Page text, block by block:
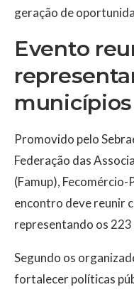
geração de
Evento
Promovido pelo
Federação das
(Famup),
encontro deve reunir
representando os
Segundo os
fortalecer políticas